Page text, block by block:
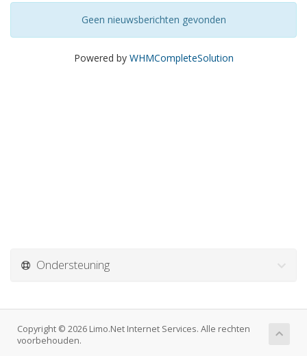
Geen nieuwsberichten gevonden
Powered by WHMCompleteSolution
Ondersteuning
Copyright © 2026 Limo.Net Internet Services. Alle rechten
voorbehouden.